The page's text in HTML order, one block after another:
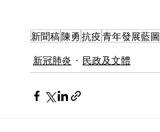
新聞稿陳勇抗疫青年發展藍圖
新冠肺炎
民政及文體